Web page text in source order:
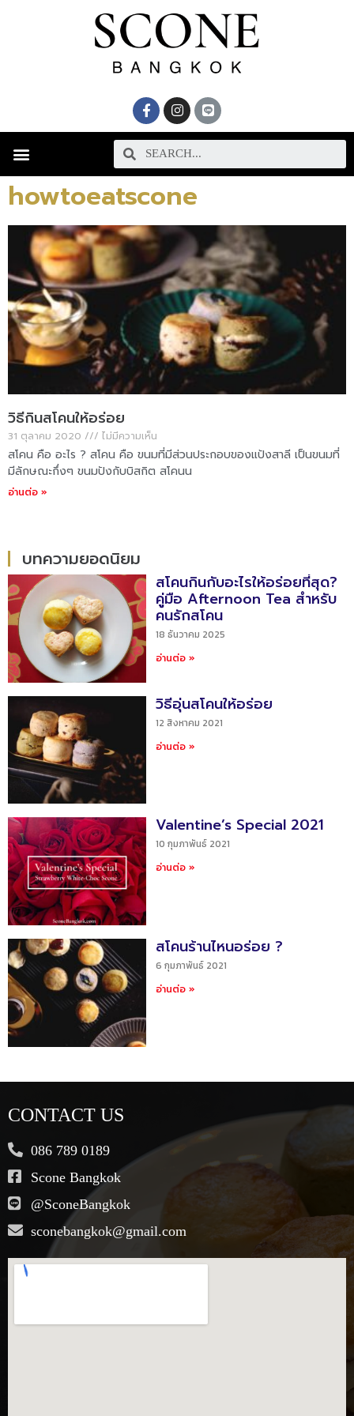
howtoeatscone
วิธีกินสโคนให้อร่อย
31 ตุลาคม 2020 ไม่มีความเห็น
สโคน คือ อะไร ? สโคน คือ ขนมที่มีส่วนประกอบของแป้งสาลี เป็นขนมที่
มีลักษณะกึ่งๆ ขนมปังกับบิสกิต สโคนน
อ่านต่อ »
บทความยอดนิยม
สโคนกินกับอะไรให้อร่อยที่สุด?
คู่มือ Afternoon Tea สำหรับ
คนรักสโคน
18 ธันวาคม 2025
อ่านต่อ »
วิธีอุ่นสโคนให้อร่อย
12 สิงหาคม 2021
อ่านต่อ »
Valentine’s Special 2021
10 กุมภาพันธ์ 2021
อ่านต่อ »
สโคนร้านไหนอร่อย ?
6 กุมภาพันธ์ 2021
อ่านต่อ »
CONTACT US
086 789 0189
Scone Bangkok
@SconeBangkok
sconebangkok@gmail.com